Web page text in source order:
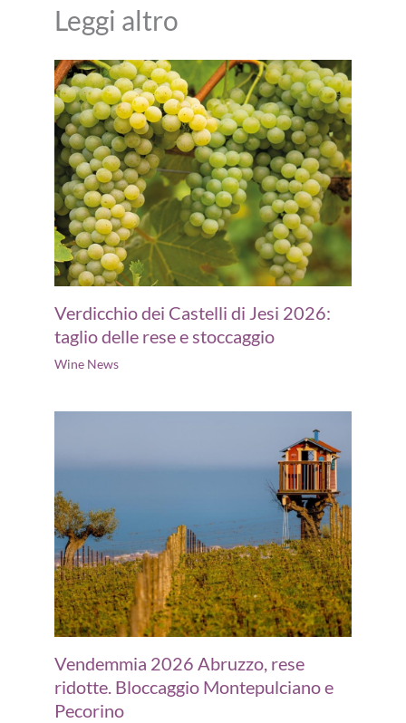
Leggi altro
Verdicchio dei Castelli di Jesi 2026:
taglio delle rese e stoccaggio
Wine News
Vendemmia 2026 Abruzzo, rese
ridotte. Bloccaggio Montepulciano e
Pecorino